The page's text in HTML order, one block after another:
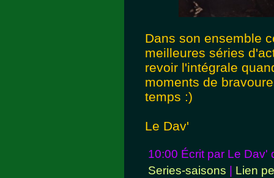
Dans son ensemble
meilleures séries
revoir l'intégrale
moments de
temps :)
Le Dav'
10:00 Écrit par Le Dav'
Series-saisons
Lien